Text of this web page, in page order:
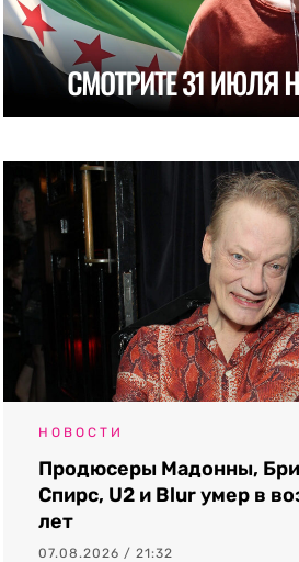
НОВОСТИ
Продюсеры Мадонны,
Спирс, U2 и Blur умер в
лет
07.08.2026 / 21:32